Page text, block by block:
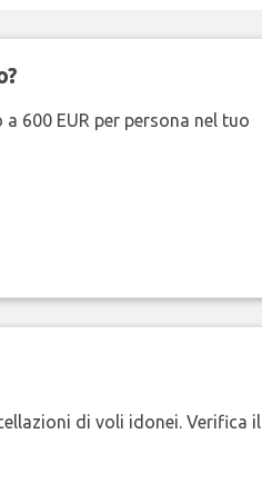
600 EUR per persona nel tuo
di voli idonei. Verifica il